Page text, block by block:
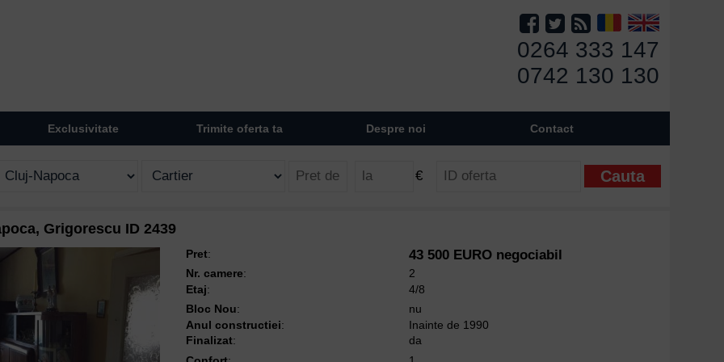
0264 333 147
0742 130 130
Exclusivitate Trimite oferta ta Despre noi Contact
€
Grigorescu ID 2439
Pret: 43 500 EURO negociabil
Nr. camere:
2
Etaj:
4/8
Bloc Nou:
nu
Anul constructiei:
Inainte de 1990
Finalizat:
da